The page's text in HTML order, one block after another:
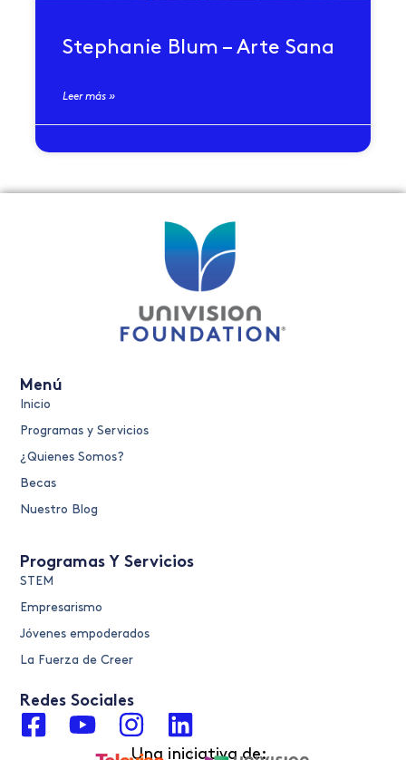
Stephanie Blum – Arte Sana
Leer más »
Programas Y Servicios
STEM
Empresarismo
Jóvenes empoderados
La Fuerza de Creer
Menú
Inicio
Programas y Servicios
¿Quienes Somos?
Becas
Nuestro Blog
Redes Sociales
F
Y
o
I
n
L
i
Una iniciativa de: